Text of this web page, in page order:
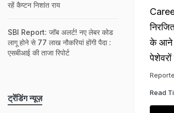
के आने
Read
रहें कैप्टन निशांत राय
SBI Report: जॉब अलर्ट! नए लेबर कोड
लागू होने से 77 लाख नौकरियां होंगी पैदा :
एसबीआई की ताजा रिपोर्ट
ट्रेंडिंग न्यूज़